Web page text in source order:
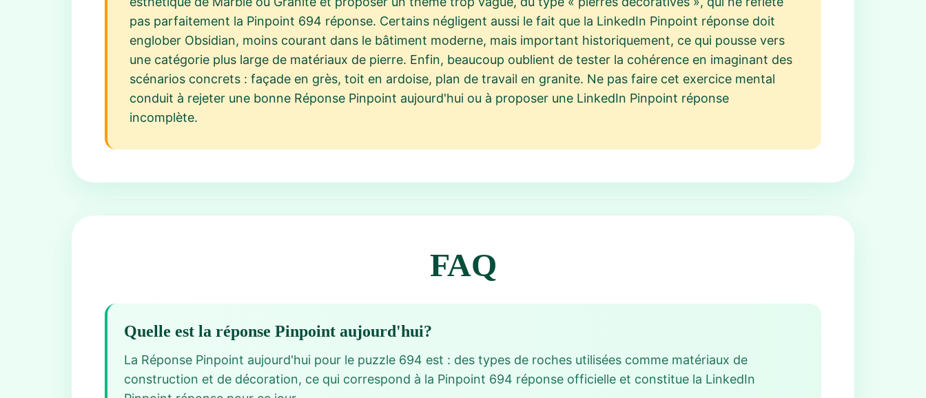
pas parfaitement la Pinpoint 694 réponse. Certains négligent aussi le fait que la LinkedIn Pinpoint réponse doit
englober Obsidian, moins courant dans le bâtiment moderne, mais important historiquement, ce qui pousse vers
une catégorie plus large de matériaux de pierre. Enfin, beaucoup oublient de tester la cohérence en imaginant des
scénarios concrets : façade en grès, toit en ardoise, plan de travail en granite. Ne pas faire cet exercice mental
conduit à rejeter une bonne Réponse Pinpoint aujourd'hui ou à proposer une LinkedIn Pinpoint réponse
incomplète.
FAQ
Quelle est la réponse Pinpoint aujourd'hui?
La Réponse Pinpoint aujourd'hui pour le puzzle 694 est : des types de roches utilisées comme matériaux de
construction et de décoration, ce qui correspond à la Pinpoint 694 réponse officielle et constitue la LinkedIn